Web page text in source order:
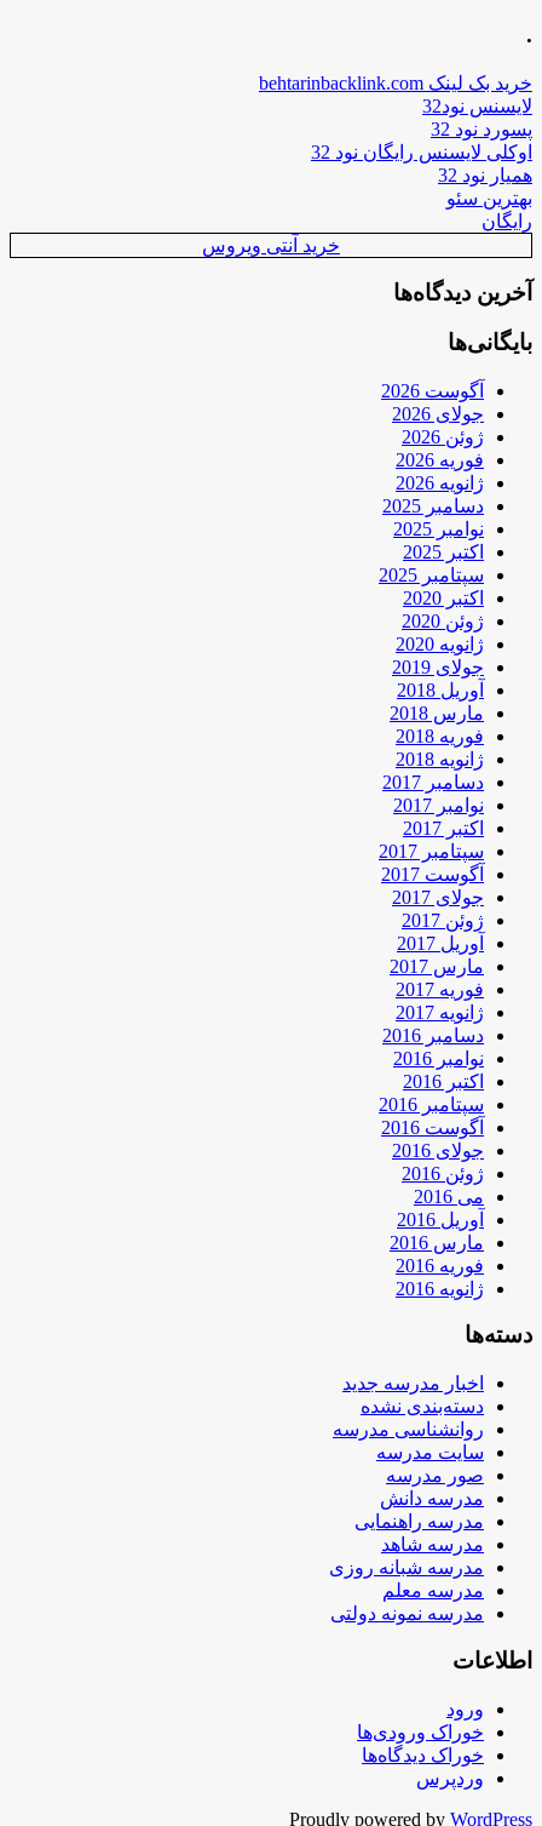
.
خرید بک لینک behtarinbacklink.com
لایسنس نود32
پسورد نود 32
اوکلی لایسنس رایگان نود 32
همیار نود 32
بهترین سئو
رایگان
خرید آنتی ویروس
آخرین دیدگاه‌ها
بایگانی‌ها
آگوست 2026
جولای 2026
ژوئن 2026
فوریه 2026
ژانویه 2026
دسامبر 2025
نوامبر 2025
اکتبر 2025
سپتامبر 2025
اکتبر 2020
ژوئن 2020
ژانویه 2020
جولای 2019
آوریل 2018
مارس 2018
فوریه 2018
ژانویه 2018
دسامبر 2017
نوامبر 2017
اکتبر 2017
سپتامبر 2017
آگوست 2017
جولای 2017
ژوئن 2017
آوریل 2017
مارس 2017
فوریه 2017
ژانویه 2017
دسامبر 2016
نوامبر 2016
اکتبر 2016
سپتامبر 2016
آگوست 2016
جولای 2016
ژوئن 2016
می 2016
آوریل 2016
مارس 2016
فوریه 2016
ژانویه 2016
دسته‌ها
اخبار مدرسه جدید
دسته‌بندی نشده
روانشناسی مدرسه
سایت مدرسه
صور مدرسه
مدرسه دانش
مدرسه راهنمایی
مدرسه شاهد
مدرسه شبانه روزی
مدرسه معلم
مدرسه نمونه دولتی
اطلاعات
ورود
خوراک ورودی‌ها
خوراک دیدگاه‌ها
وردپرس
Proudly powered by WordPress